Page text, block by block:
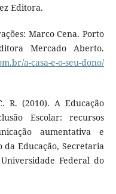
Editora.
Marco Cena. Porto
Mercado Aberto.
a-casa-e-o-seu-dono/
R. (2010). A Educação
Escolar: recursos
aumentativa e
Educação, Secretaria
Federal do